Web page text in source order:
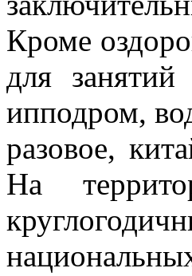
Кроме
для
ипподром,
разовое,
На